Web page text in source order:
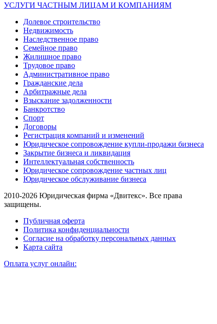
УСЛУГИ ЧАСТНЫМ ЛИЦАМ И КОМПАНИЯМ
Долевое строительство
Недвижимость
Наследственное право
Семейное право
Жилищное право
Трудовое право
Административное право
Гражданские дела
Арбитражные дела
Взыскание задолженности
Банкротство
Спорт
Договоры
Регистрация компаний и изменений
Юридическое сопровождение купли-продажи бизнеса
Закрытие бизнеса и ликвидация
Интеллектуальная собственность
Юридическое сопровождение частных лиц
Юридическое обслуживание бизнеса
2010-2026 Юридическая фирма «Двитекс». Все права
защищены.
Публичная оферта
Политика конфиденциальности
Согласие на обработку персональных данных
Карта сайта
Оплата услуг онлайн: